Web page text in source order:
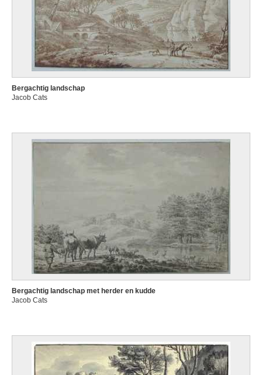
Bergachtig landschap
Jacob Cats
Bergachtig landschap met herder en kudde
Jacob Cats